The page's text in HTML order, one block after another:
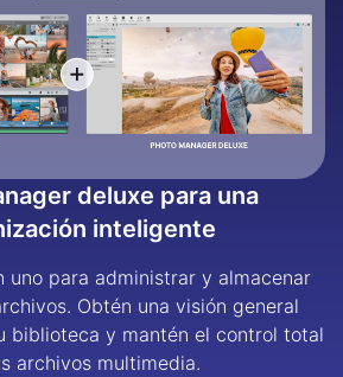
deluxe para una
inteligente
uno para administrar y almacenar
Obtén una visión general
biblioteca y mantén el control total
archivos multimedia.